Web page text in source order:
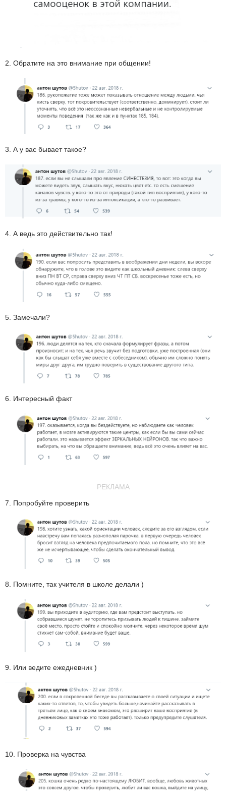
2. Обратите на это внимание при общении!
3. А у вас бывает такое?
4. А ведь это действительно так!
5. Замечали?
6. Интересный факт
РЕКЛАМА
7. Попробуйте проверить
8. Помните, так учителя в школе делали )
9. Или ведите ежедневник )
10. Проверка на чувства